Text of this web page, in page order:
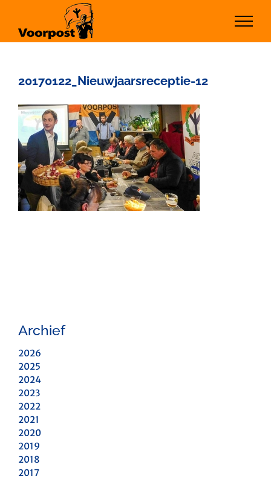
inhoud
20170122_Nieuwjaarsreceptie-12
Archief
2026
2025
2024
2023
2022
2021
2020
2019
2018
2017